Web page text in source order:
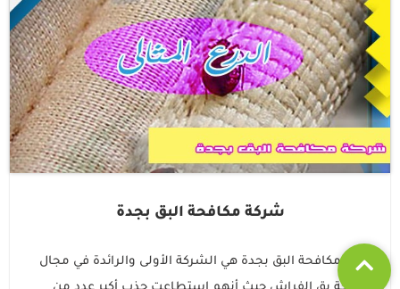
شركة مكافحة البق بجدة
شركة مكافحة البق بجدة هي الشركة الأولى والرائدة في مجال